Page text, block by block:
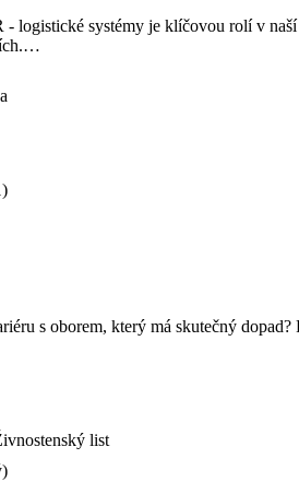
systémy je klíčovou rolí v naší
s oborem, který má skutečný dopad?
list